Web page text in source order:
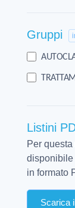
Gruppi
Listini
Per
in formato
Scarica